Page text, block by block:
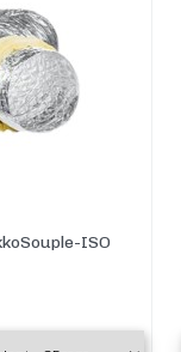
ISO